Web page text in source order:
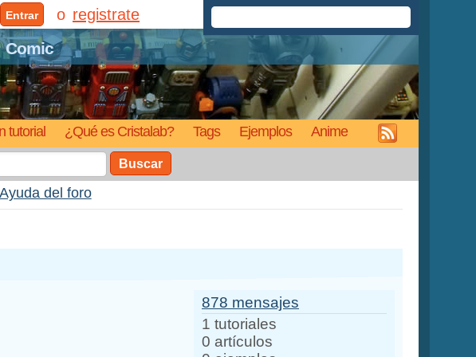
Comic
tutorial ¿Qué es Cristalab? Tags Ejemplos Anime
Entrar registrate
Buscar
Ayuda del foro
878 mensajes
1 tutoriales
0 artículos